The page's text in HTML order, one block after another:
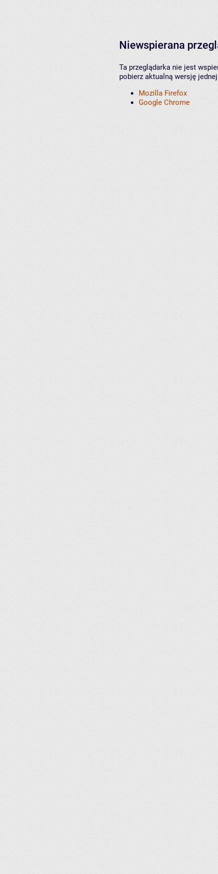
Niewspierana
Ta przeglądarka nie jest
pobierz aktualną wersję
Mozilla Firefox
Google Chrome